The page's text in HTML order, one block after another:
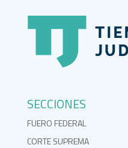
SECCIONES
FUERO FEDERAL
CORTE SUPREMA